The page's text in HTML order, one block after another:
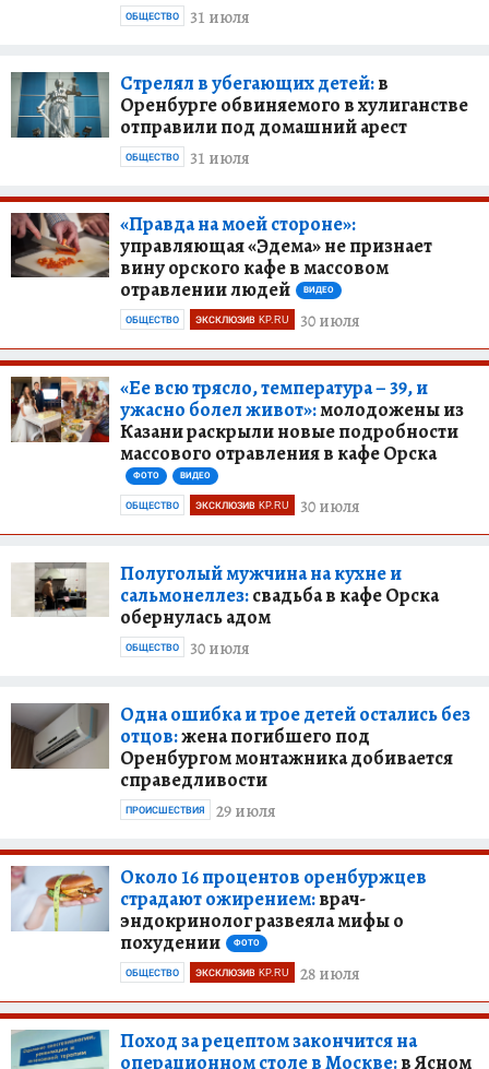
31 июля
ОБЩЕСТВО
Стрелял в убегающих детей:в
Оренбурге обвиняемого в хулиганстве
отправили под домашний арест
31 июля
ОБЩЕСТВО
«Правда на моей стороне»:
управляющая «Эдема» не признает
вину орского кафе в массовом
отравлении людей
ВИДЕО
30 июля
ОБЩЕСТВО ЭКСКЛЮЗИВ KP.RU
«Ее всю трясло, температура – 39, и
ужасно болел живот»:молодожены из
Казани раскрыли новые подробности
массового отравления в кафе Орска
ФОТО ВИДЕО
30 июля
ОБЩЕСТВО ЭКСКЛЮЗИВ KP.RU
Полуголый мужчина на кухне и
сальмонеллез:свадьба в кафе Орска
обернулась адом
30 июля
ОБЩЕСТВО
Одна ошибка и трое детей остались без
отцов:жена погибшего под
Оренбургом монтажника добивается
справедливости
29 июля
ПРОИСШЕСТВИЯ
Около 16 процентов оренбуржцев
страдают ожирением:врач-
эндокринолог развеяла мифы о
похудении
ФОТО
28 июля
ОБЩЕСТВО ЭКСКЛЮЗИВ KP.RU
Поход за рецептом закончится на
операционном столе в Москве:в Ясном